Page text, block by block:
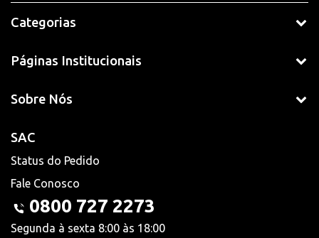
Categorias
Páginas Institucionais
Sobre Nós
SAC
Status do Pedido
Fale Conosco
0800 727 2273
Segunda à sexta 8:00 às 18:00